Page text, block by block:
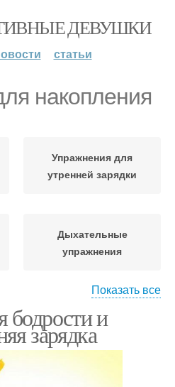
ДЕВУШКИ
статьи
накопления
Упражнения для
утренней зарядки
Дыхательные
упражнения
Показать все
бодрости и
зарядка